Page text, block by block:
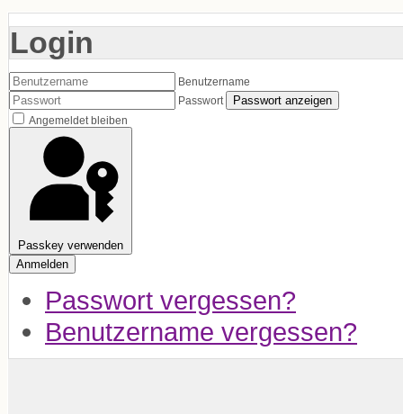
Login
Benutzername
Passwort
Passwort anzeigen
Angemeldet bleiben
Passkey verwenden
Anmelden
Passwort vergessen?
Benutzername vergessen?